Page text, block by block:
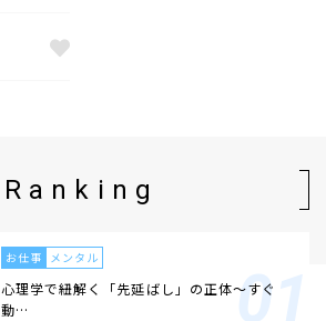
Ranking
お仕事 メンタル
心理学で紐解く「先延ばし」の正体〜すぐ
動…